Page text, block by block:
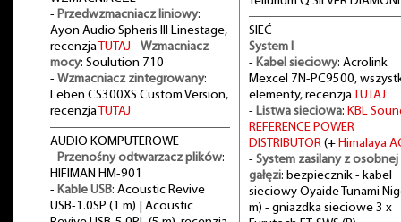
- Przedwzmacniacz liniowy:
Ayon Audio Spheris III Linestage,
recenzja TUTAJ - Wzmacniacz
mocy: Soulution 710
- Wzmacniacz zintegrowany:
Leben CS300XS Custom Version,
recenzja TUTAJ
AUDIO KOMPUTEROWE
- Przenośny odtwarzacz plików:
HIFIMAN HM-901
- Kable USB: Acoustic Revive
USB-1.0SP (1 m) | Acoustic
SIEĆ
System I
- Kabel sieciowy: Acrolink
Mexcel 7N-PC9500,
elementy, recenzja TUTAJ
- Listwa sieciowa: KBL
REFERENCE POWER
DISTRIBUTOR(+ Himalaya
- System zasilany z osobnej
gałęzi: bezpiecznik - kabel
sieciowy Oyaide Tunami
m) - gniazdka sieciowe 3 x